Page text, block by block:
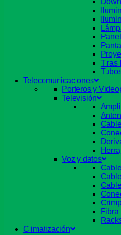
Tiras
Telecomunicaciones
Porteros y
Televisión
Voz y datos
Fibra
Climatización